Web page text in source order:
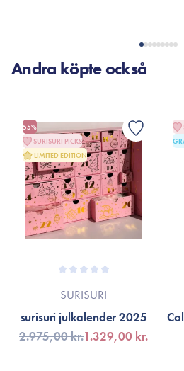
Andra köpte också
55%
SURISURI PICKS
LIMITED EDITION
SURISURI
surisuri julkalender 2025
2.975,00 kr.1.329,00 kr.